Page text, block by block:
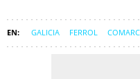
GALICIA FERROL